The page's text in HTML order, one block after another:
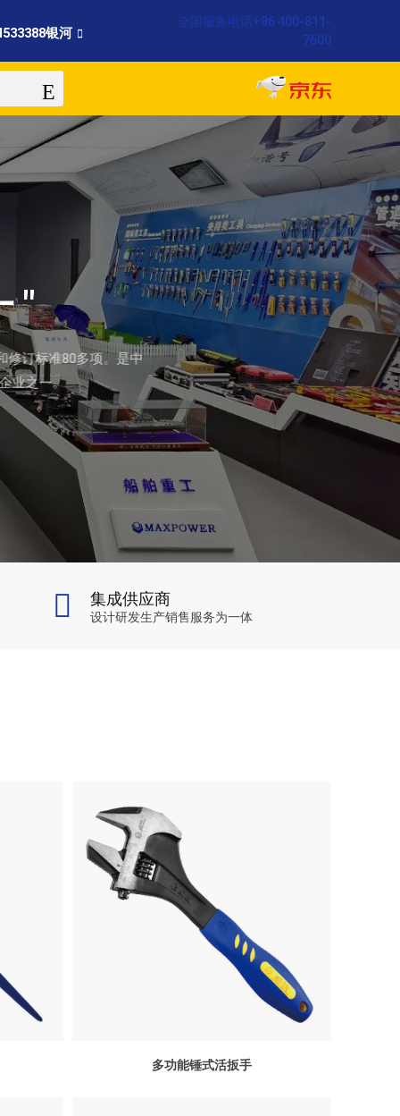
银河
全国服务电话+86 400-811-
7600
"
订标准80多项。是中
业之一。
集成供应商
设计研发生产销售服务为一体
多功能锤式活扳手